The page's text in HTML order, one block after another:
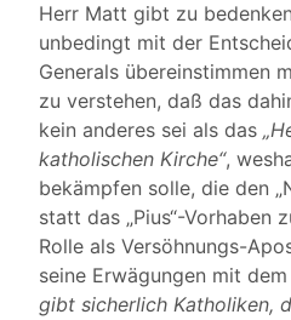
Herr Matt gibt zu
unbedingt mit der
Generals übereinstimmen
zu verstehen, daß das
kein anderes sei als das
katholischen Kirche“,
bekämpfen solle, die den
statt das „Pius“-Vorhaben
Rolle als Versöhnungs-
seine Erwägungen mit
gibt sicherlich Katholiken,